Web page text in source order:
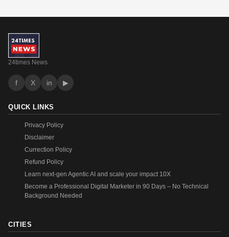
24times News
f X in ▶
QUICK LINKS
Privacy Policy
Disclaimer
Currection Policy
Refund Policy
Learn next-gen Agentic AI and scale your impact 10X
Become a Professional Digital Marketer in 90 Days – No Technical
Background Needed
CITIES